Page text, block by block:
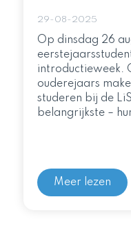
29-08-2025
Op dinsdag 26
introductieweek.
ouderejaars
studeren bij de
belangrijkste –
Meer lezen